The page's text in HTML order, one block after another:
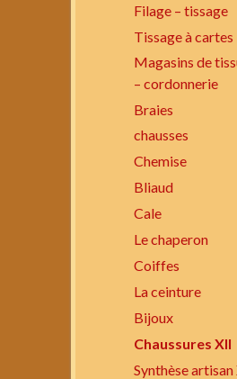
Filage – tissage
Tissage à cartes
Magasins de
– cordonnerie
Braies
chausses
Chemise
Bliaud
Cale
Le chaperon
Coiffes
La ceinture
Bijoux
Chaussures XII
Synthèse artisan